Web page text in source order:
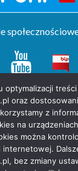
w
stronyPOZitive.pl
dostępności
prywatności
optymalizacji
oraz
z
na
można
internetowej.
bez zmiany